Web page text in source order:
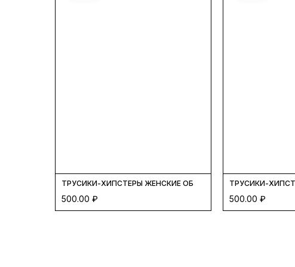
ТРУСИКИ-ХИПСТЕРЫ ЖЕНСКИЕ ОБНОВЛЕНИЕ ЧЕРНЫЙ /
500.00 ₽
ТРУСИКИ-
500.00 ₽